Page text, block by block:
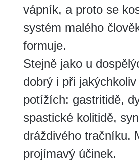
vápník, a proto se
systém malého
formuje.
Stejně jako u
dobrý i při
potížích: gastritidě,
spastické kolitidě,
dráždivého tračníku.
projímavý účinek.